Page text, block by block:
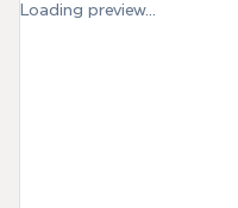
Loading preview...